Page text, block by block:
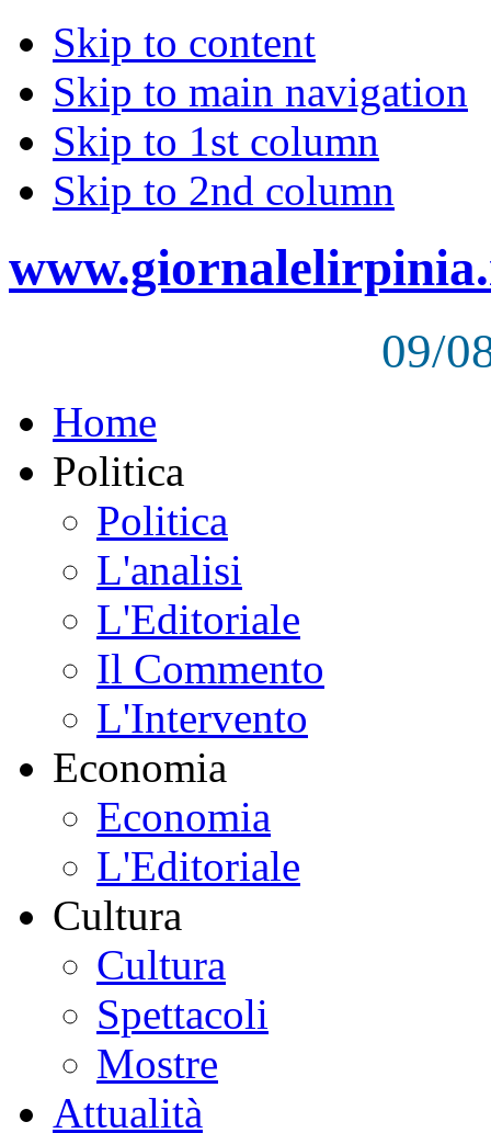
Skip to content
Skip to main navigation
Skip to 1st column
Skip to 2nd column
09/
Home
Politica
Politica
L'analisi
L'Editoriale
Il Commento
L'Intervento
Economia
Economia
L'Editoriale
Cultura
Cultura
Spettacoli
Mostre
Attualità